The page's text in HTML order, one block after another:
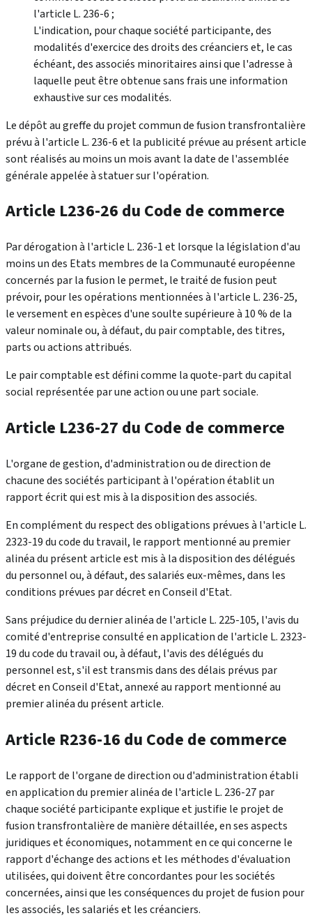
l'article L. 236-6 ;
L'indication, pour chaque société participante, des
modalités d'exercice des droits des créanciers et, le cas
échéant, des associés minoritaires ainsi que l'adresse à
laquelle peut être obtenue sans frais une information
exhaustive sur ces modalités.
Le dépôt au greffe du projet commun de fusion transfrontalière
prévu à l'article L. 236-6 et la publicité prévue au présent article
sont réalisés au moins un mois avant la date de l'assemblée
générale appelée à statuer sur l'opération.
Article L236-26 du Code de commerce
Par dérogation à l'article L. 236-1 et lorsque la législation d'au
moins un des Etats membres de la Communauté européenne
concernés par la fusion le permet, le traité de fusion peut
prévoir, pour les opérations mentionnées à l'article L. 236-25,
le versement en espèces d'une soulte supérieure à 10 % de la
valeur nominale ou, à défaut, du pair comptable, des titres,
parts ou actions attribués.
Le pair comptable est défini comme la quote-part du capital
social représentée par une action ou une part sociale.
Article L236-27 du Code de commerce
L'organe de gestion, d'administration ou de direction de
chacune des sociétés participant à l'opération établit un
rapport écrit qui est mis à la disposition des associés.
En complément du respect des obligations prévues à l'article L.
2323-19 du code du travail, le rapport mentionné au premier
alinéa du présent article est mis à la disposition des délégués
du personnel ou, à défaut, des salariés eux-mêmes, dans les
conditions prévues par décret en Conseil d'Etat.
Sans préjudice du dernier alinéa de l'article L. 225-105, l'avis du
comité d'entreprise consulté en application de l'article L. 2323-
19 du code du travail ou, à défaut, l'avis des délégués du
personnel est, s'il est transmis dans des délais prévus par
décret en Conseil d'Etat, annexé au rapport mentionné au
premier alinéa du présent article.
Article R236-16 du Code de commerce
Le rapport de l'organe de direction ou d'administration établi
en application du premier alinéa de l'article L. 236-27 par
chaque société participante explique et justifie le projet de
fusion transfrontalière de manière détaillée, en ses aspects
juridiques et économiques, notamment en ce qui concerne le
rapport d'échange des actions et les méthodes d'évaluation
utilisées, qui doivent être concordantes pour les sociétés
concernées, ainsi que les conséquences du projet de fusion pour
les associés, les salariés et les créanciers.